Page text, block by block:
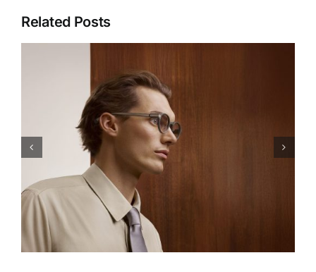
Related Posts
Leap Motion Controller 2: เมื่อ
Hand Tracking กลายเป็น
เทคโนโลยีที่พร้อมใช้งานจริงใน
โลก VR และ AR